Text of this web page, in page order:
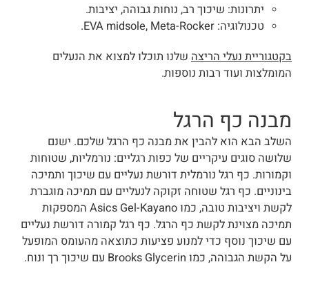
יתרונות: שיכוך רב, נוחות גבוהה, יציבות.
טכנולוגיה: EVA midsole, Meta-Rocker.
בקטגוריית נעלי הריצה שלנו תוכלו למצוא את הנעלים
המומלצות ועוד רבות נוספות.
מבנה כף הרגל
השלב הבא הוא להבין את מבנה כף הרגל שלכם. ישנם
שלושה סוגים עיקריים של כפות רגליים: נורמליות, שטוחות
וקמורות. כף רגל נורמלית דורשת נעליים עם שיכוך ותמיכה
בינוניים. כף רגל שטוחה זקוקה לנעליים עם תמיכה מוגברת
לקשת ויציבות טובה, כמו
המספקות
תמיכה מצוינת לקשת כף הרגל. כף רגל קמורה דורשת נעליים
עם שיכוך נוסף כדי למנוע פציעות כתוצאה מהעומס המופעל
על הקשת הגבוהה, כמו Brooks Glycerin עם שיכוך רך ונוח.